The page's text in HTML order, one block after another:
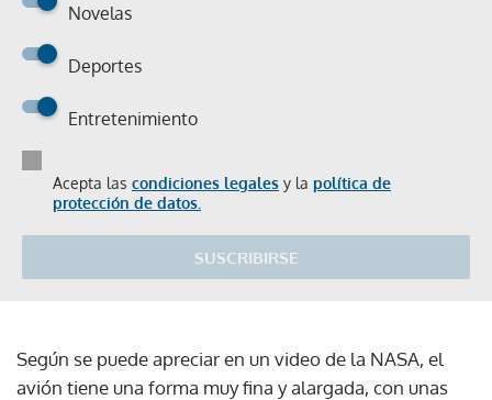
Novelas
Deportes
Entretenimiento
Acepta las condiciones legales y la política de
protección de datos.
SUSCRIBIRSE
Según se puede apreciar en un video de la NASA, el
avión tiene una forma muy fina y alargada, con unas